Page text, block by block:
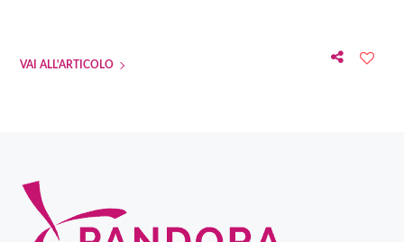
VAI ALL'ARTICOLO